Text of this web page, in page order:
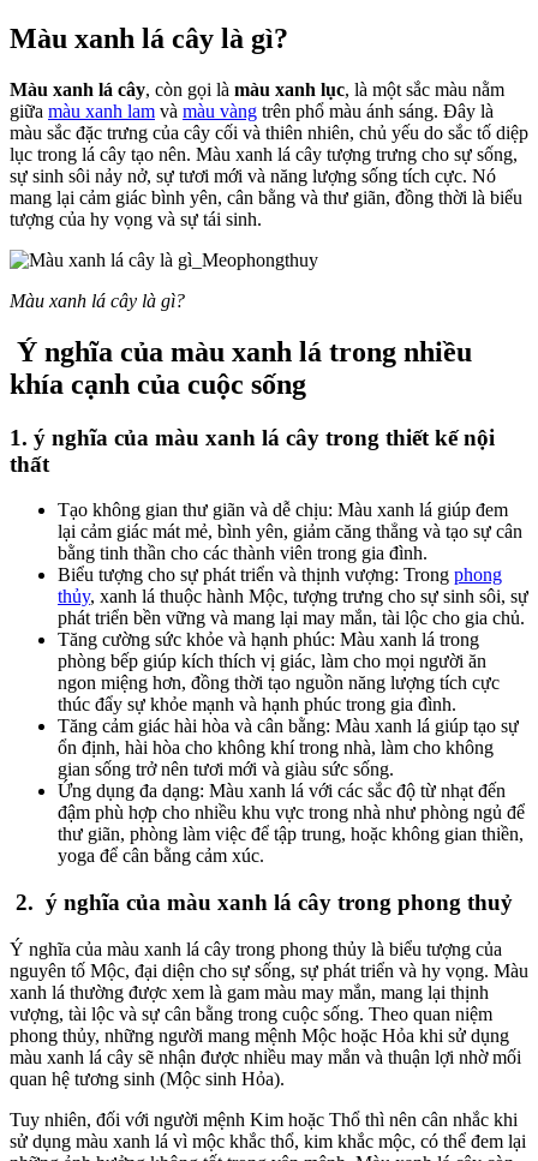
Màu xanh lá cây là gì?
Màu xanh lá cây, còn gọi là màu xanh lục, là một sắc màu nằm
giữa màu xanh lam và màu vàng trên phổ màu ánh sáng. Đây là
màu sắc đặc trưng của cây cối và thiên nhiên, chủ yếu do sắc tố diệp
lục trong lá cây tạo nên. Màu xanh lá cây tượng trưng cho sự sống,
sự sinh sôi nảy nở, sự tươi mới và năng lượng sống tích cực. Nó
mang lại cảm giác bình yên, cân bằng và thư giãn, đồng thời là biểu
tượng của hy vọng và sự tái sinh.
Màu xanh lá cây là gì?
Ý nghĩa của màu xanh lá trong nhiều
khía cạnh của cuộc sống
1. ý nghĩa của màu xanh lá cây trong thiết kế nội
thất
Tạo không gian thư giãn và dễ chịu: Màu xanh lá giúp đem
lại cảm giác mát mẻ, bình yên, giảm căng thẳng và tạo sự cân
bằng tinh thần cho các thành viên trong gia đình.
Biểu tượng cho sự phát triển và thịnh vượng: Trong phong
thủy, xanh lá thuộc hành Mộc, tượng trưng cho sự sinh sôi, sự
phát triển bền vững và mang lại may mắn, tài lộc cho gia chủ.
Tăng cường sức khỏe và hạnh phúc: Màu xanh lá trong
phòng bếp giúp kích thích vị giác, làm cho mọi người ăn
ngon miệng hơn, đồng thời tạo nguồn năng lượng tích cực
thúc đẩy sự khỏe mạnh và hạnh phúc trong gia đình.
Tăng cảm giác hài hòa và cân bằng: Màu xanh lá giúp tạo sự
ổn định, hài hòa cho không khí trong nhà, làm cho không
gian sống trở nên tươi mới và giàu sức sống.
Ứng dụng đa dạng: Màu xanh lá với các sắc độ từ nhạt đến
đậm phù hợp cho nhiều khu vực trong nhà như phòng ngủ để
thư giãn, phòng làm việc để tập trung, hoặc không gian thiền,
yoga để cân bằng cảm xúc.
2. ý nghĩa của màu xanh lá cây trong phong thuỷ
Ý nghĩa của màu xanh lá cây trong phong thủy là biểu tượng của
nguyên tố Mộc, đại diện cho sự sống, sự phát triển và hy vọng. Màu
xanh lá thường được xem là gam màu may mắn, mang lại thịnh
vượng, tài lộc và sự cân bằng trong cuộc sống. Theo quan niệm
phong thủy, những người mang mệnh Mộc hoặc Hỏa khi sử dụng
màu xanh lá cây sẽ nhận được nhiều may mắn và thuận lợi nhờ mối
quan hệ tương sinh (Mộc sinh Hỏa).
Tuy nhiên, đối với người mệnh Kim hoặc Thổ thì nên cân nhắc khi
sử dụng màu xanh lá vì mộc khắc thổ, kim khắc mộc, có thể đem lại